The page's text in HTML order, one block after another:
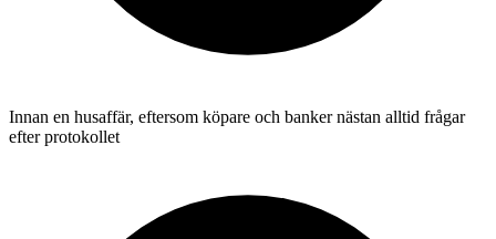
Innan en husaffär, eftersom köpare och banker nästan alltid frågar
efter protokollet